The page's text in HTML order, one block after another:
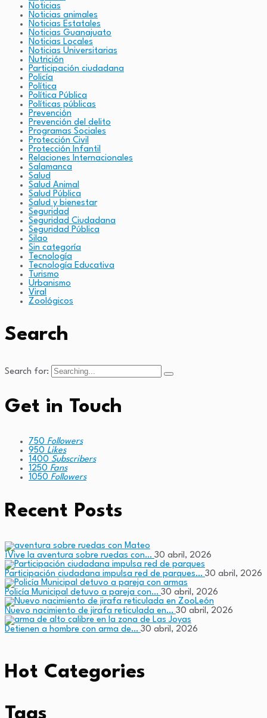
Noticias
Noticias animales
Noticias Estatales
Noticias Guanajuato
Noticias Locales
Noticias Universitarias
Nutrición
Participación ciudadana
Policía
Política
Política Pública
Políticas públicas
Prevención
Prevención del delito
Programas Sociales
Protección Civil
Protección Infantil
Relaciones Internacionales
Salamanca
Salud
Salud Animal
Salud Pública
Salud y bienestar
Seguridad
Seguridad Ciudadana
Seguridad Pública
Silao
Sin categoría
Tecnología
Tecnología Educativa
Turismo
Urbanismo
Viral
Zoológicos
Search
Search for:
Get in Touch
750 Followers
950 Likes
1400 Subscribers
1250 Fans
1050 Followers
Recent Posts
¡Vive la aventura sobre ruedas con… 30 abril, 2026
Participación ciudadana impulsa red de parques… 30 abril, 2026
Policía Municipal detuvo a pareja con… 30 abril, 2026
Nuevo nacimiento de jirafa reticulada en… 30 abril, 2026
Detienen a hombre con arma de… 30 abril, 2026
Hot Categories
Tags